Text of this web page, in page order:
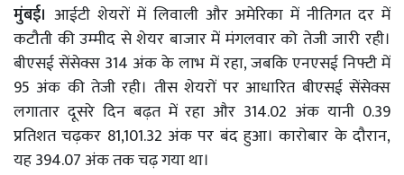
मुंबई। आईटी शेयरों में लिवाली और अमेरिका में नीतिगत दर में
कटौती की उम्मीद से शेयर बाजार में मंगलवार को तेजी जारी रही।
बीएसई सेंसेक्स 314 अंक के लाभ में रहा, जबकि एनएसई निफ्टी में
95 अंक की तेजी रही। तीस शेयरों पर आधारित बीएसई सेंसेक्स
लगातार दूसरे दिन बढ़त में रहा और 314.02 अंक यानी 0.39
प्रतिशत चढ़कर 81,101.32 अंक पर बंद हुआ। कारोबार के दौरान,
यह 394.07 अंक तक चढ़ गया था।